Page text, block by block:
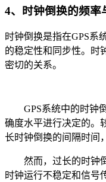
4、时钟倒换的频率
时钟倒换是指在GPS系
的稳定性和同步性。时
密切的关系。
GPS系统中的时钟倒
确度水平进行决定的。
长时钟倒换的间隔时间
然而，过长的时钟倒
时钟运行不稳定和信号